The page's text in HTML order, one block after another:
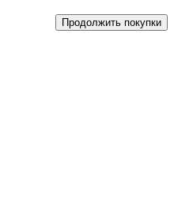
Продолжить покупки